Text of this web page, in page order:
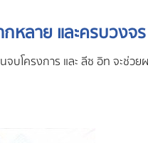
ลาย และครบวงจร
บโครงการ และ ลีซ อิท จะช่